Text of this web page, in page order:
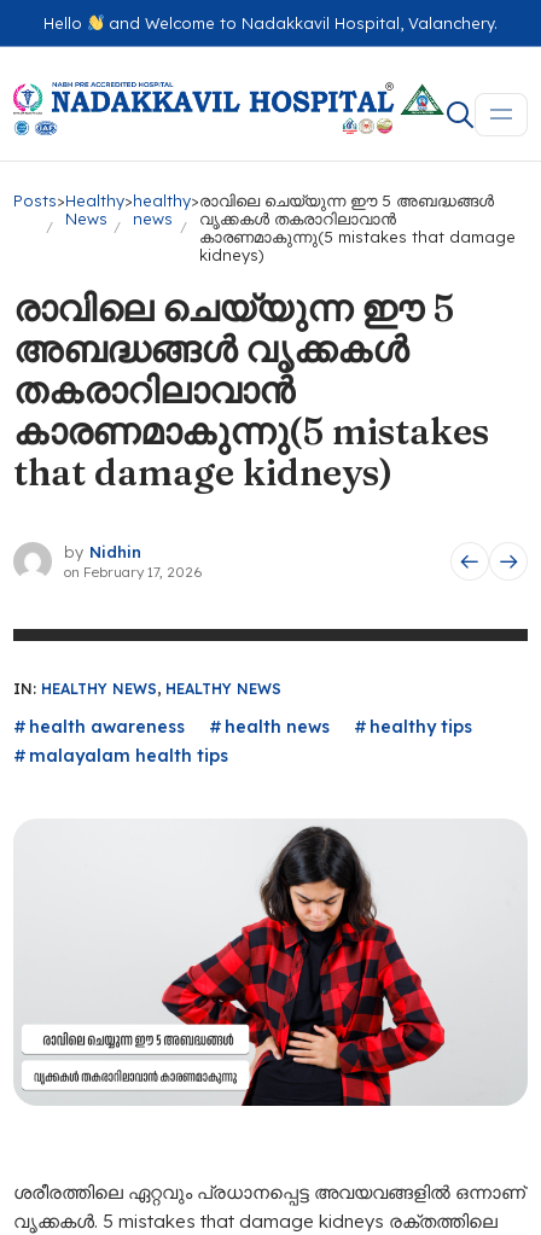
Hello and Welcome to Nadakkavil Hospital, Valanchery.
Posts>Healthy
News
>healthy
news
>രാവിലെ ചെയ്യുന്ന ഈ 5 അബദ്ധങ്ങൾ
വൃക്കകൾ തകരാറിലാവാൻ
കാരണമാകുന്നു(5 mistakes that damage
kidneys)
രാവിലെ ചെയ്യുന്ന ഈ 5
അബദ്ധങ്ങൾ വൃക്കകൾ
തകരാറിലാവാൻ
കാരണമാകുന്നു(5 mistakes
that damage kidneys)
by Nidhin
on February 17, 2026
IN: HEALTHY NEWS, HEALTHY NEWS
health awareness health news
healthy tips
malayalam health tips
ശരീരത്തിലെ ഏറ്റവും പ്രധാനപ്പെട്ട അവയവങ്ങളിൽ ഒന്നാണ്
വൃക്കകൾ. 5 mistakes that damage kidneys രക്തത്തിലെ